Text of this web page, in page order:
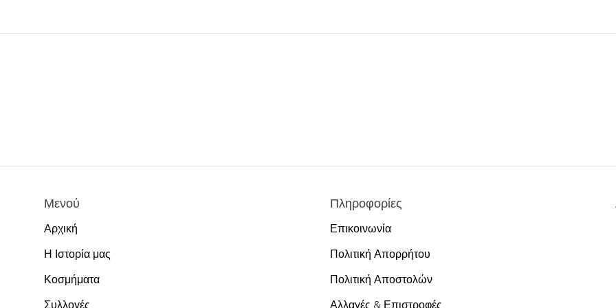
Μενού
Αρχική
Η Ιστορία μας
Κοσμήματα
Συλλογές
Πληροφορίες
Επικοινωνία
Πολιτική Απορρήτου
Πολιτική Αποστολών
Αλλαγές & Επιστροφές